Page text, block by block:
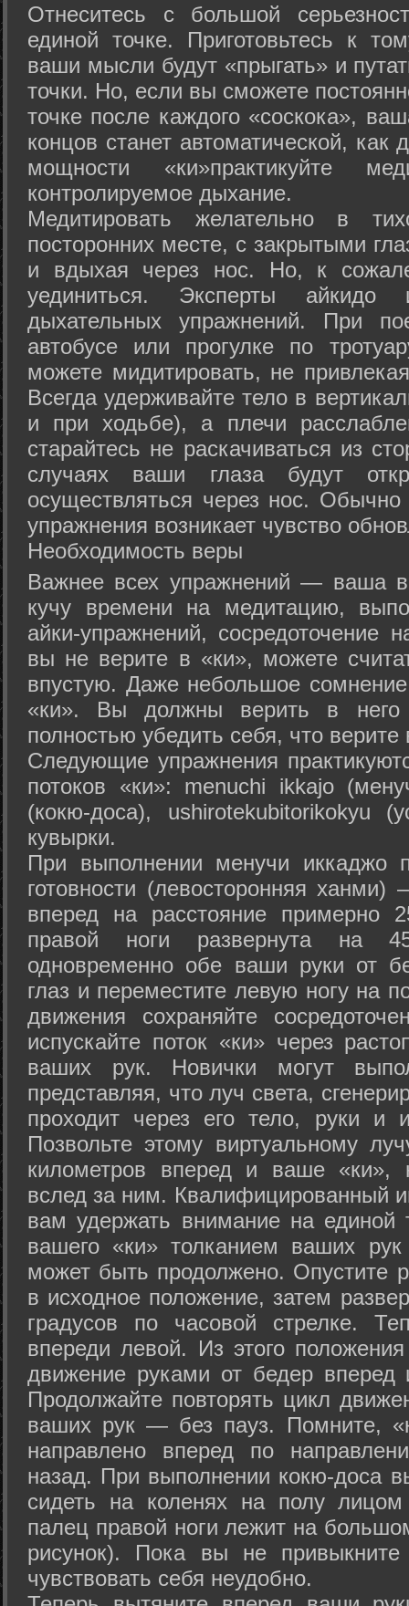
Отнеситесь с большой
единой точке. Приготовьтесь к
ваши мысли будут «прыгать» и
точки. Но, если вы сможете
точке после каждого «соскока»,
концов станет автоматической,
мощности «ки»практикуйте
контролируемое дыхание.
Медитировать желательно в
посторонних месте, с закрытыми
и вдыхая через нос. Но, к
уединиться. Эксперты айкидо
дыхательных упражнений. При
автобусе или прогулке по
можете мидитировать, не
Всегда удерживайте тело в
и при ходьбе), а плечи
старайтесь не раскачиваться из
случаях ваши глаза будут
осуществляться через нос. Обычно
упражнения возникает чувство
Необходимость веры
Важнее всех упражнений — ваша
кучу времени на медитацию,
айки-упражнений, сосредоточение
вы не верите в «ки», можете
впустую. Даже небольшое сомнение
«ки». Вы должны верить в
полностью убедить себя, что верите
Следующие упражнения
потоков «ки»: menuchi ikkajo
(кокю-доса), ushiro­tekubitori­kokyu
кувырки.
При выполнении менучи иккаджо
готовности (левосторонняя
вперед на расстояние примерно
правой ноги развернута на
одновременно обе ваши руки от
глаз и переместите левую ногу на
движения сохраняйте
испускайте поток «ки» через
ваших рук. Новички могут
представляя, что луч света,
проходит через его тело, руки и
Позвольте этому виртуальному
километров вперед и ваше «ки»,
вслед за ним. Квалифицированный
вам удержать внимание на единой
вашего «ки» толканием ваших
может быть продолжено. Опустите
в исходное положение, затем
градусов по часовой стрелке.
впереди левой. Из этого
движение руками от бедер вперед
Продолжайте повторять цикл
ваших рук — без пауз. Помните,
направлено вперед по
назад. При выполнении кокю-доса
сидеть на коленях на полу
палец правой ноги лежит на
рисунок). Пока вы не
чувствовать себя неудобно.